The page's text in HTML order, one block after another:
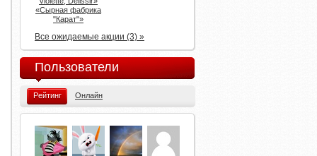
«Сырная фабрика
"Карат"»
Все ожидаемые акции (3) »
Пользователи
Рейтинг Онлайн